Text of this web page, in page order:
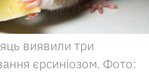
виявили три
єрсиніозом. Фото: